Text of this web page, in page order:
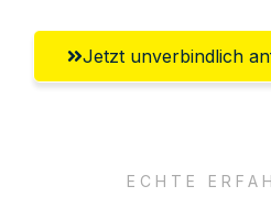
Jetzt unverbindlich
ECHTE